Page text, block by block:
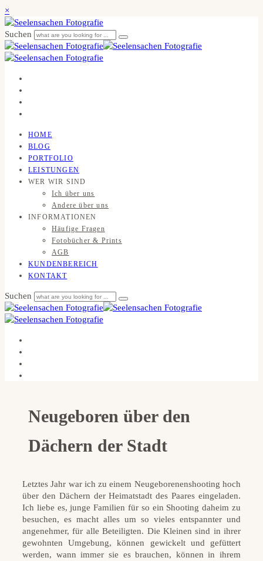
×
Suchen
HOME
BLOG
PORTFOLIO
LEISTUNGEN
WER WIR SIND
Ich über uns
Andere über uns
INFORMATIONEN
Häufige Fragen
Fotobücher & Prints
AGB
KUNDENBEREICH
KONTAKT
Suchen
Neugeboren über den
Dächern der Stadt
Letztes Jahr war ich zu einem Neugeborenenshooting hoch
über den Dächern der Heimatstadt des Paares eingeladen.
Ich liebe es, junge Familien für so ein Shooting daheim zu
besuchen, es macht alles um so vieles entspannter und
angenehmer, für alle Beteiligten. Die Kleinen sind in ihrer
gewohnten Umgebung, können gewickelt und gefüttert
werden, wann immer sie es brauchen, können in ihrem